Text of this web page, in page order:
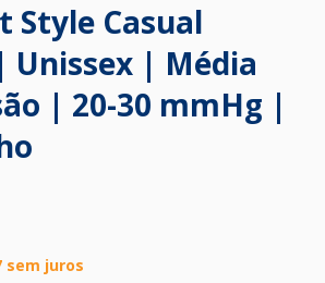
Style Casual
| Média
| 20-30 mmHg |
sem juros